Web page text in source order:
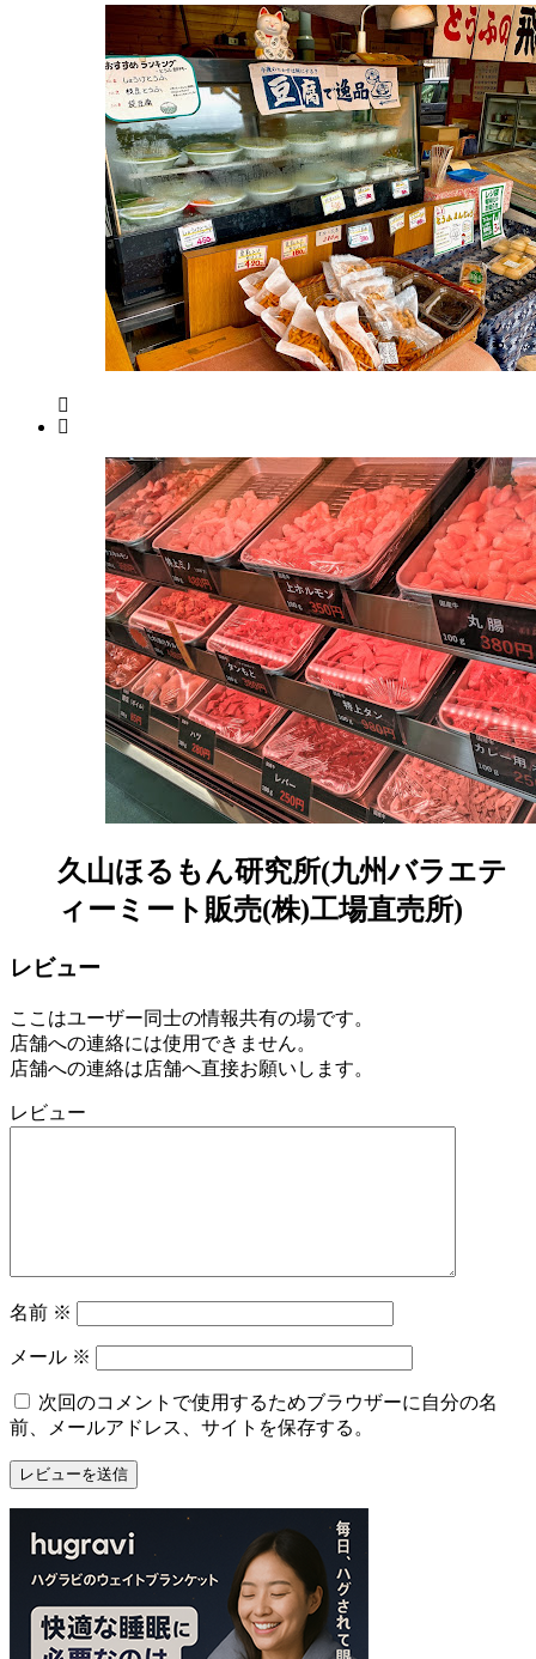
2022
久山ほるもん研究所(九州バラエテ
ィーミート販売(株)工場直売所)
レビュー
ここはユーザー同士の情報共有の場です。
店舗への連絡には使用できません。
店舗への連絡は店舗へ直接お願いします。
レビュー
名前 ※
メール ※
次回のコメントで使用するためブラウザーに自分の名
前、メールアドレス、サイトを保存する。